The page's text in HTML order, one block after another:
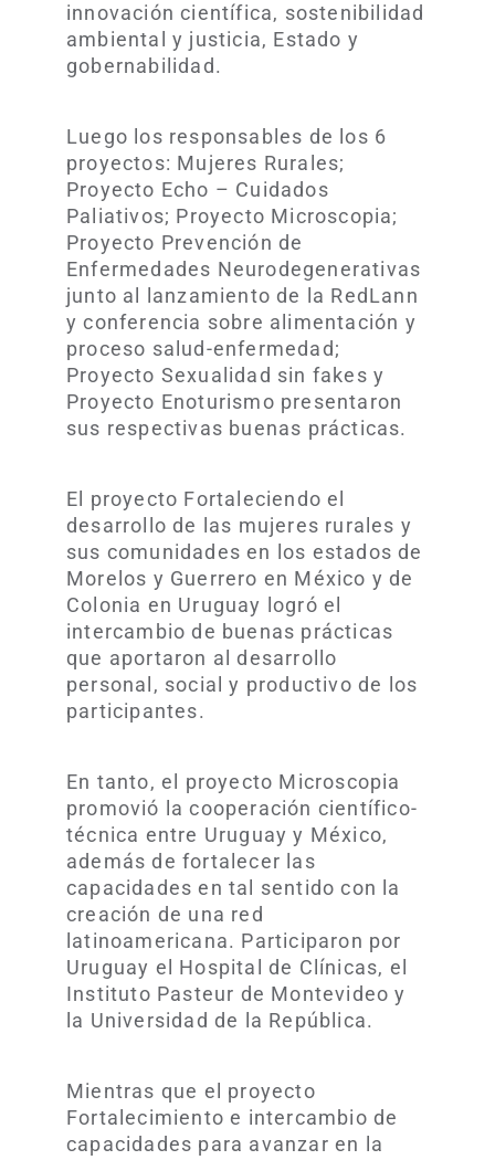
innovación científica, sostenibilidad
ambiental y justicia, Estado y
gobernabilidad.
Luego los responsables de los 6
proyectos: Mujeres Rurales;
Proyecto Echo – Cuidados
Paliativos; Proyecto Microscopia;
Proyecto Prevención de
Enfermedades Neurodegenerativas
junto al lanzamiento de la RedLann
y conferencia sobre alimentación y
proceso salud-enfermedad;
Proyecto Sexualidad sin fakes y
Proyecto Enoturismo presentaron
sus respectivas buenas prácticas.
El proyecto Fortaleciendo el
desarrollo de las mujeres rurales y
sus comunidades en los estados de
Morelos y Guerrero en México y de
Colonia en Uruguay logró el
intercambio de buenas prácticas
que aportaron al desarrollo
personal, social y productivo de los
participantes.
En tanto, el proyecto Microscopia
promovió la cooperación científico-
técnica entre Uruguay y México,
además de fortalecer las
capacidades en tal sentido con la
creación de una red
latinoamericana. Participaron por
Uruguay el Hospital de Clínicas, el
Instituto Pasteur de Montevideo y
la Universidad de la República.
Mientras que el proyecto
Fortalecimiento e intercambio de
capacidades para avanzar en la